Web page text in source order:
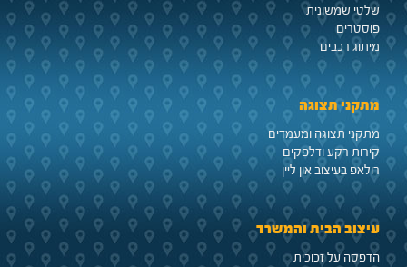
שלטי שמשונית
פוסטרים
מיתוג רכבים
מתקני תצוגה
מתקני תצוגה ומעמדים
קירות רקע ודלפקים
רולאפ בעיצוב און ליין
עיצוב הבית והמשרד
הדפסה על זכוכית